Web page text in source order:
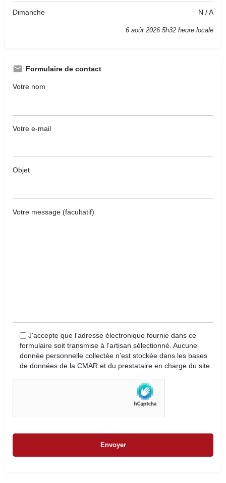
Dimanche N / A
6 août 2026 5h32 heure locale
Formulaire de contact
Votre nom
Votre e-mail
Objet
Votre message (facultatif)
J'accepte que l'adresse électronique fournie dans ce
formulaire soit transmise à l'artisan sélectionné. Aucune
donnée personnelle collectée n’est stockée dans les bases
de données de la CMAR et du prestataire en charge du site.